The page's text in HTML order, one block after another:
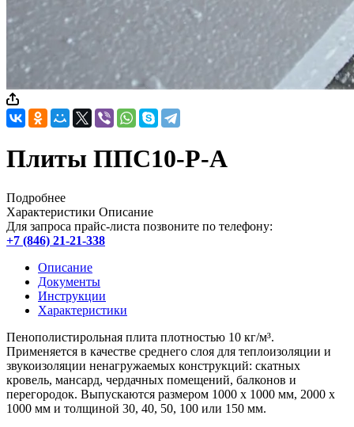
Плиты ППС10-Р-А
Подробнее
Характеристики Описание
Для запроса прайс-листа позвоните по телефону:
+7 (846) 21-21-338
Описание
Документы
Инструкции
Характеристики
Пенополистирольная плита плотностью 10 кг/м³.
Применяется в качестве среднего слоя для теплоизоляции и
звукоизоляции ненагружаемых конструкций: скатных
кровель, мансард, чердачных помещений, балконов и
перегородок. Выпускаются размером 1000 х 1000 мм, 2000 х
1000 мм и толщиной 30, 40, 50, 100 или 150 мм.